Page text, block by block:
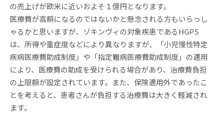
の売上げが欧米に近いおよそ１億円となります。
医療費が高額になるのではないかと懸念される方もいらっし
ゃるかと思いますが、ゾキンヴィの対象疾患であるHGPS
は、所得や重症度などにより異なりますが、「小児慢性特定
疾病医療費助成制度」や「指定難病医療費助成制度」の適用
により、医療費の助成を受けられる場合があり、治療費負担
の上限額が設定されています。また、保険適用外であったこ
とを考えると、患者さんが負担する治療費は大きく軽減され
ます。